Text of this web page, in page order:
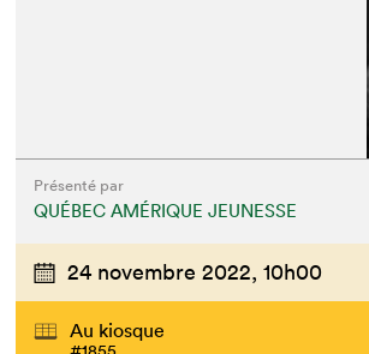
Présenté par
QUÉBEC AMÉRIQUE JEUNESSE
24 novembre 2022, 10h00
Au kiosque